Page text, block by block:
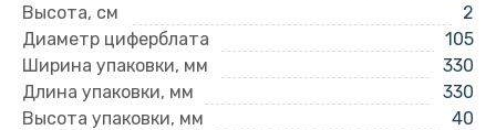
Высота, см
2
Диаметр циферблата
105
Ширина упаковки, мм
330
Длина упаковки, мм
330
Высота упаковки, мм
40